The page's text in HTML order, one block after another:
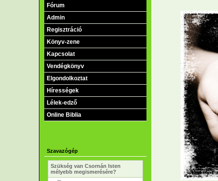
Fórum
Admin
Regisztráció
Könyv-zene
Kapcsolat
Vendégkönyv
Elgondolkoztat
Hírességek
Lélek-edző
Online Biblia
Szavazógép
Szükség van Csornán Isten
mélyebb megismerésére?